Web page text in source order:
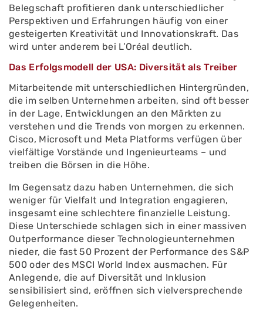
Belegschaft profitieren dank unterschiedlicher
Perspektiven und Erfahrungen häufig von einer
gesteigerten Kreativität und Innovationskraft. Das
wird unter anderem bei L’Oréal deutlich.
Das Erfolgsmodell der USA: Diversität als Treiber
Mitarbeitende mit unterschiedlichen Hintergründen,
die im selben Unternehmen arbeiten, sind oft besser
in der Lage, Entwicklungen an den Märkten zu
verstehen und die Trends von morgen zu erkennen.
Cisco, Microsoft und Meta Platforms verfügen über
vielfältige Vorstände und Ingenieurteams – und
treiben die Börsen in die Höhe.
Im Gegensatz dazu haben Unternehmen, die sich
weniger für Vielfalt und Integration engagieren,
insgesamt eine schlechtere finanzielle Leistung.
Diese Unterschiede schlagen sich in einer massiven
Outperformance dieser Technologieunternehmen
nieder, die fast 50 Prozent der Performance des S&P
500 oder des MSCI World Index ausmachen. Für
Anlegende, die auf Diversität und Inklusion
sensibilisiert sind, eröffnen sich vielversprechende
Gelegenheiten.